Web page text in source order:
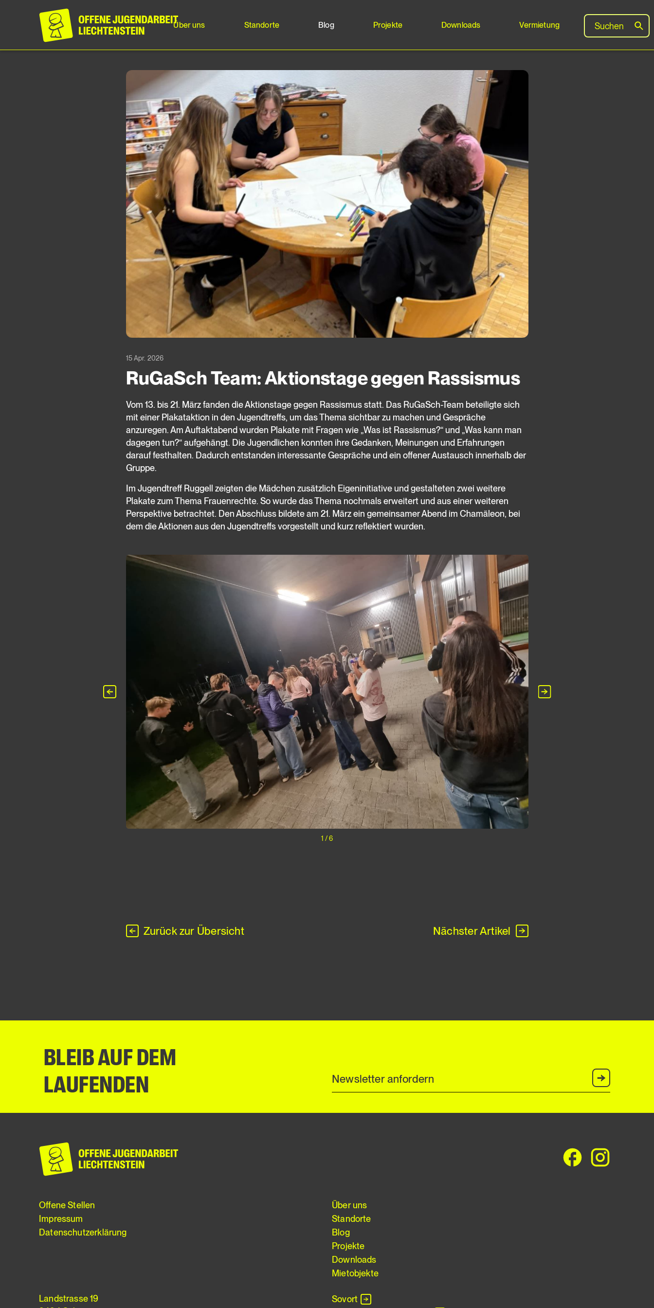
Über uns Standorte Blog Projekte Downloads Vermietung
15 Apr. 2026
RuGaSch Team: Aktionstage gegen Rassismus
Vom 13. bis 21. März fanden die Aktionstage gegen Rassismus statt. Das RuGaSch-Team beteiligte sich
mit einer Plakataktion in den Jugendtreffs, um das Thema sichtbar zu machen und Gespräche
anzuregen. Am Auftaktabend wurden Plakate mit Fragen wie „Was ist Rassismus?“ und „Was kann man
dagegen tun?“ aufgehängt. Die Jugendlichen konnten ihre Gedanken, Meinungen und Erfahrungen
darauf festhalten. Dadurch entstanden interessante Gespräche und ein offener Austausch innerhalb der
Gruppe.
Im Jugendtreff Ruggell zeigten die Mädchen zusätzlich Eigeninitiative und gestalteten zwei weitere
Plakate zum Thema Frauenrechte. So wurde das Thema nochmals erweitert und aus einer weiteren
Perspektive betrachtet. Den Abschluss bildete am 21. März ein gemeinsamer Abend im Chamäleon, bei
dem die Aktionen aus den Jugendtreffs vorgestellt und kurz reflektiert wurden.
1 /6
Nächster Artikel
Zurück zur Übersicht
BLEIB AUF DEM
LAUFENDEN
Anmelden
Landstrasse 19
Über uns
Standorte
Blog
Projekte
Downloads
Mietobjekte
Offene Stellen
Impressum
Datenschutzerklärung
Sovort